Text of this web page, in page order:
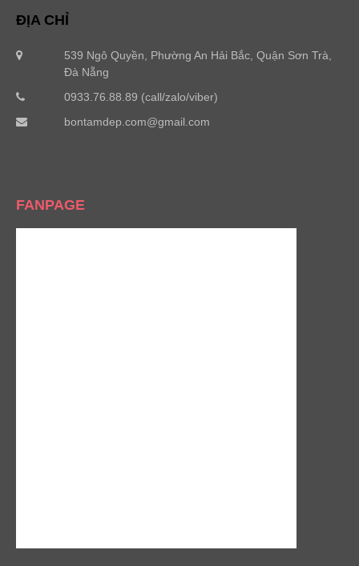
ĐỊA CHỈ
539 Ngô Quyền, Phường An Hải Bắc, Quận Sơn Trà,
Đà Nẵng
0933.76.88.89 (call/zalo/viber)
bontamdep.com@gmail.com
FANPAGE